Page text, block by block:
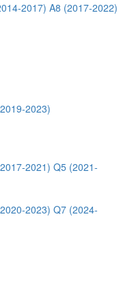
2017) A8 (2017-2022)
2023)
2021) Q5 (2021-
2023) Q7 (2024-